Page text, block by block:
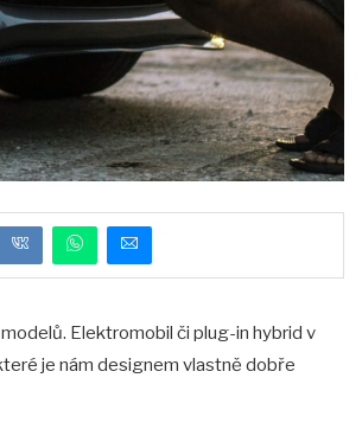
Elektromobil či plug-in hybrid v
je nám designem vlastně dobře